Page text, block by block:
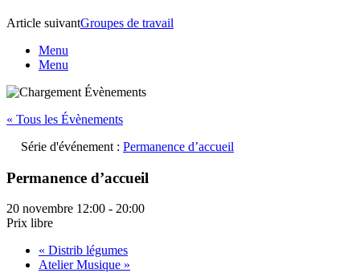
Article suivantGroupes de travail
Menu
Menu
« Tous les Évènements
Série d'événement : Permanence d’accueil
Permanence d’accueil
20 novembre 12:00 - 20:00
Prix libre
« Distrib légumes
Atelier Musique »